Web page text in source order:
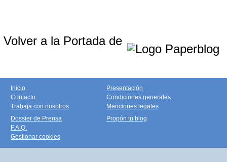
Volver a la Portada de
Inicio
Contacto
Trabaja con nosotros
Presentación
Condiciones generales
Menciones legales
Dossier de Prensa
F.A.Q.
Gestionar cookies
Propón tu blog